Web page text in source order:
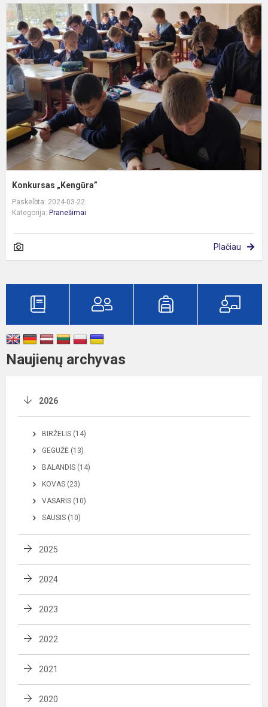
Konkursas „Kengūra”
Paskelbta: 2024-03-22
Kategorija: Pranešimai
Plačiau
Naujienų archyvas
2026
BIRŽELIS (14)
GEGUŽĖ (13)
BALANDIS (14)
KOVAS (23)
VASARIS (10)
SAUSIS (10)
2025
2024
2023
2022
2021
2020